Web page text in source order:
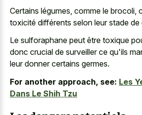
Certains légumes, comme le brocoli,
toxicité différents selon leur stade de
Le sulforaphane peut être toxique
donc crucial de surveiller ce qu'ils
leur donner certains germes.
For another approach, see: Les
Dans Le Shih Tzu